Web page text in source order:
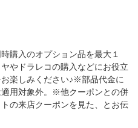
購入のオプション品を最大１
やドラレコの購入などにお役立
楽しみください♪※部品代金に
用対象外。※他クーポンとの併
の来店クーポンを見た、とお伝